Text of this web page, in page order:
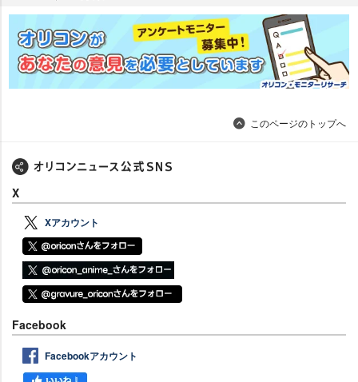
このページのトップへ
X
Xアカウント
Facebook
Facebookアカウント